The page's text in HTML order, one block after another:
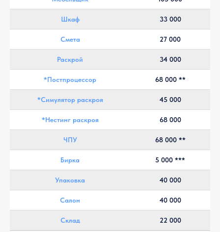
Шкаф 33 000
Смета 27 000
Раскрой 34 000
*Постпроцессор 68 000 **
*Симулятор раскроя 45 000
*Нестинг раскроя 68 000
ЧПУ 68 000 **
Бирка 5 000 ***
Упаковка 40 000
Салон 40 000
Склад 22 000